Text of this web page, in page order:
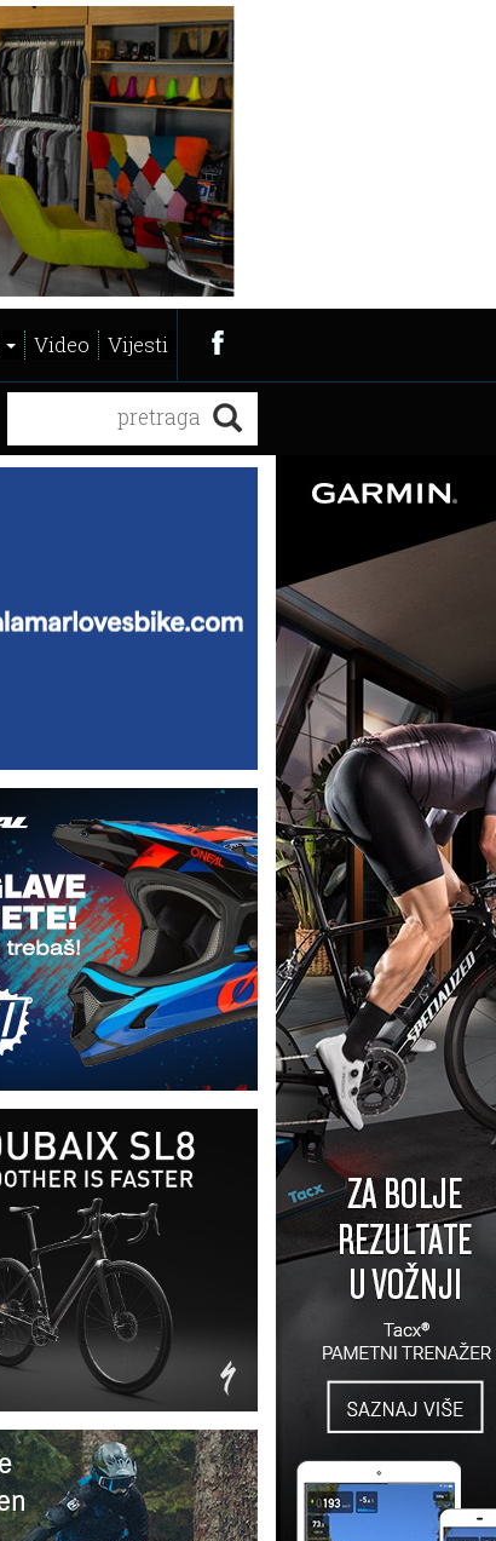
Video Vijesti